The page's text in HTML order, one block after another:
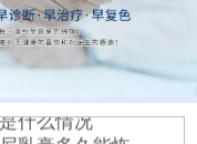
膏会有副作用吗
荧光代表什么意思
什么情况
多久能恢复正常色